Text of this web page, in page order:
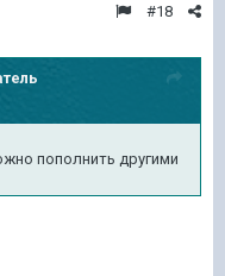
#18
пополнить другими